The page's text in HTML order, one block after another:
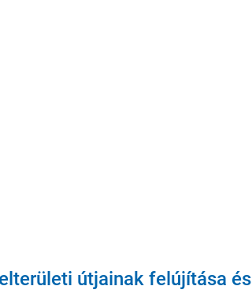
útjainak felújítása és